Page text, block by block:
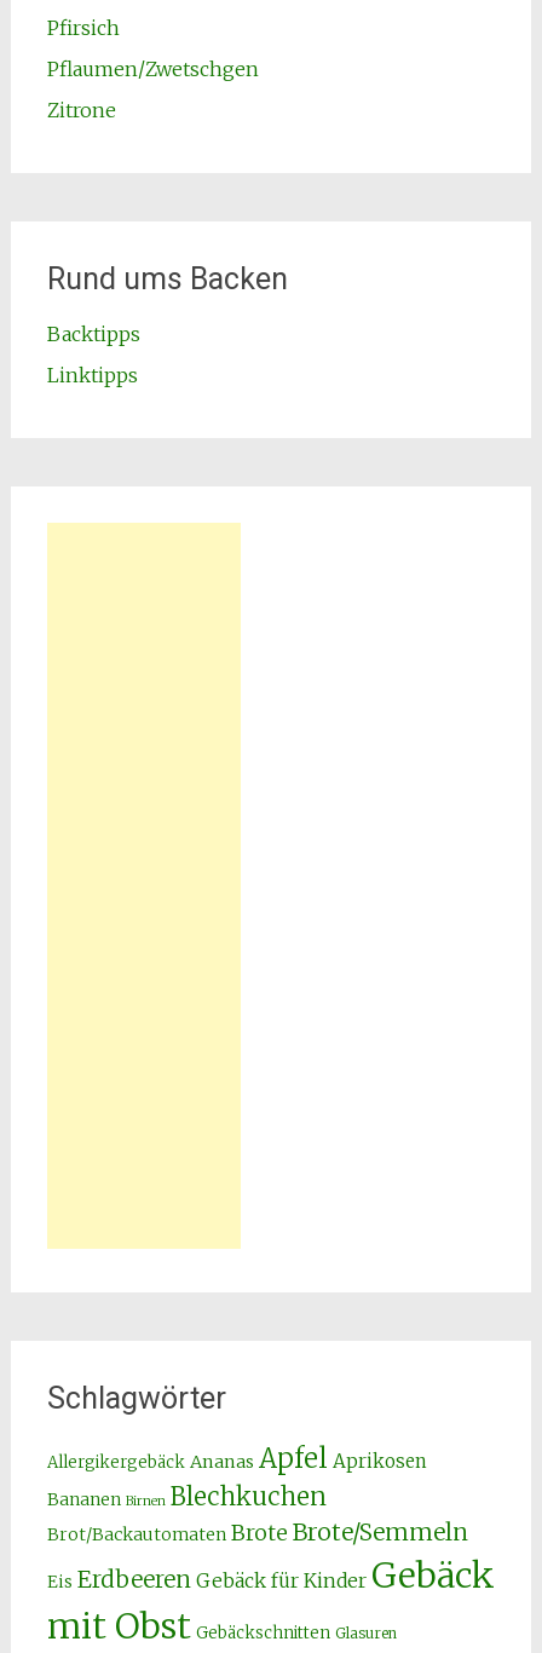
Pfirsich
Pflaumen/Zwetschgen
Zitrone
Rund ums Backen
Backtipps
Linktipps
Schlagwörter
Allergikergebäck Ananas Apfel Aprikosen
Bananen Birnen Blechkuchen
Brot/Backautomaten Brote Brote/Semmeln
Eis Erdbeeren Gebäck für Kinder Gebäck
mit Obst Gebäckschnitten Glasuren